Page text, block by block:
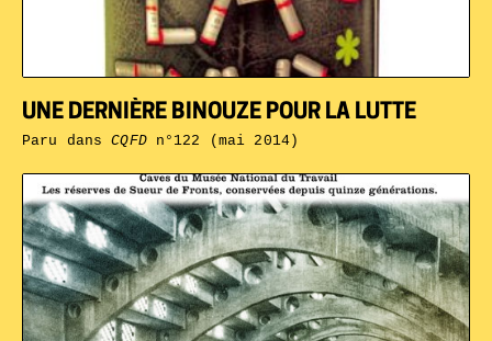
UNE DERNIÈRE BINOUZE POUR LA LUTTE
Paru dansCQFDn°122 (mai 2014)